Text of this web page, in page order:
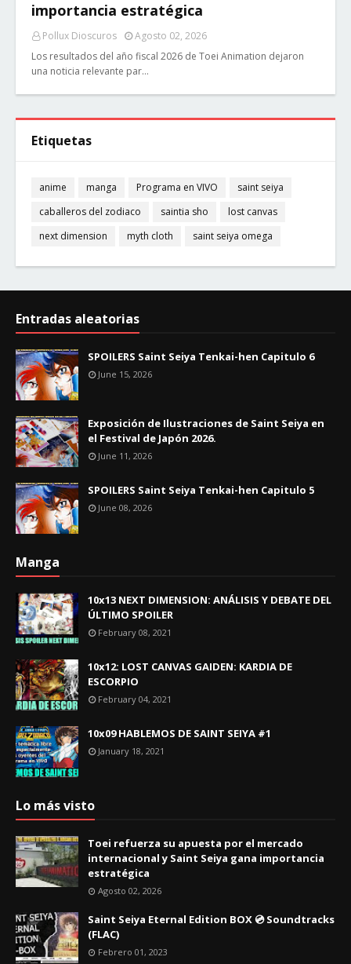
importancia estratégica
Pollux Dioscuros
Agosto 02, 2026
Los resultados del año fiscal 2026 de Toei Animation dejaron
una noticia relevante par…
Etiquetas
anime manga Programa en VIVO
saint seiya
caballeros del zodiaco
saintia sho
lost canvas
next dimension
myth cloth saint seiya omega
Entradas aleatorias
SPOILERS Saint Seiya Tenkai-hen Capitulo 6
June 15, 2026
Exposición de Ilustraciones de Saint Seiya en
el Festival de Japón 2026.
June 11, 2026
SPOILERS Saint Seiya Tenkai-hen Capitulo 5
June 08, 2026
Manga
10x13 NEXT DIMENSION: ANÁLISIS Y DEBATE DEL
ÚLTIMO SPOILER
February 08, 2021
10x12: LOST CANVAS GAIDEN: KARDIA DE
ESCORPIO
February 04, 2021
10x09 HABLEMOS DE SAINT SEIYA #1
January 18, 2021
Lo más visto
Toei refuerza su apuesta por el mercado
internacional y Saint Seiya gana importancia
estratégica
Agosto 02, 2026
Saint Seiya Eternal Edition BOX 💿 Soundtracks
(FLAC)
Febrero 01, 2023